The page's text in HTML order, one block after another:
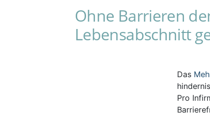
Ohne Barrieren
Lebensabschnitt
Das
Pro